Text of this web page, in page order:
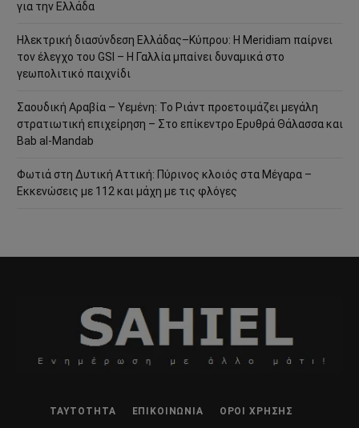
για την Ελλάδα
Ηλεκτρική διασύνδεση Ελλάδας–Κύπρου: Η Meridiam παίρνει
τον έλεγχο του GSI – Η Γαλλία μπαίνει δυναμικά στο
γεωπολιτικό παιχνίδι
Σαουδική Αραβία – Υεμένη: Το Ριάντ προετοιμάζει μεγάλη
στρατιωτική επιχείρηση – Στο επίκεντρο Ερυθρά Θάλασσα και
Bab al-Mandab
Φωτιά στη Δυτική Αττική: Πύρινος κλοιός στα Μέγαρα –
Εκκενώσεις με 112 και μάχη με τις φλόγες
ΤΑΥΤΌΤΗΤΑ ΕΠΙΚΟΙΝΩΝΊΑ ΌΡΟΙ ΧΡΉΣΗΣ